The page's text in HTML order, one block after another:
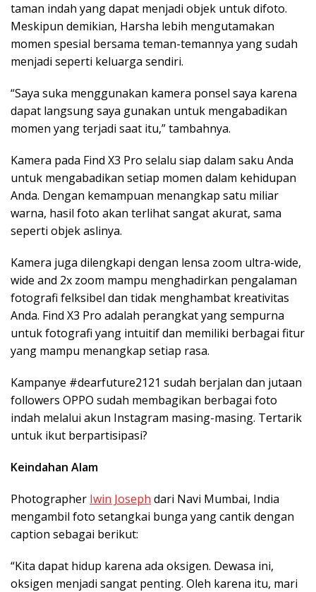
taman indah yang dapat menjadi objek untuk difoto.
Meskipun demikian, Harsha lebih mengutamakan
momen spesial bersama teman-temannya yang sudah
menjadi seperti keluarga sendiri.
“Saya suka menggunakan kamera ponsel saya karena
dapat langsung saya gunakan untuk mengabadikan
momen yang terjadi saat itu,” tambahnya.
Kamera pada Find X3 Pro selalu siap dalam saku Anda
untuk mengabadikan setiap momen dalam kehidupan
Anda. Dengan kemampuan menangkap satu miliar
warna, hasil foto akan terlihat sangat akurat, sama
seperti objek aslinya.
Kamera juga dilengkapi dengan lensa zoom ultra-wide,
wide and 2x zoom mampu menghadirkan pengalaman
fotografi felksibel dan tidak menghambat kreativitas
Anda. Find X3 Pro adalah perangkat yang sempurna
untuk fotografi yang intuitif dan memiliki berbagai fitur
yang mampu menangkap setiap rasa.
Kampanye #dearfuture2121 sudah berjalan dan jutaan
followers OPPO sudah membagikan berbagai foto
indah melalui akun Instagram masing-masing. Tertarik
untuk ikut berpartisipasi?
Keindahan Alam
Photographer Iwin Joseph dari Navi Mumbai, India
mengambil foto setangkai bunga yang cantik dengan
caption sebagai berikut:
“Kita dapat hidup karena ada oksigen. Dewasa ini,
oksigen menjadi sangat penting. Oleh karena itu, mari